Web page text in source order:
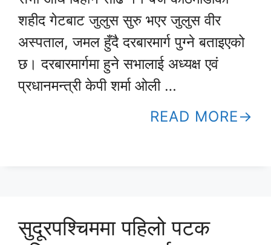
शहीद गेटबाट जुलुस सुरु भएर जुलुस वीर
अस्पताल, जमल हुँदै दरबारमार्ग पुग्ने बताइएको
छ। दरबारमार्गमा हुने सभालाई अध्यक्ष एवं
प्रधानमन्त्री केपी शर्मा ओली …
READ MORE
सुदूरपश्चिममा पहिलो पटक